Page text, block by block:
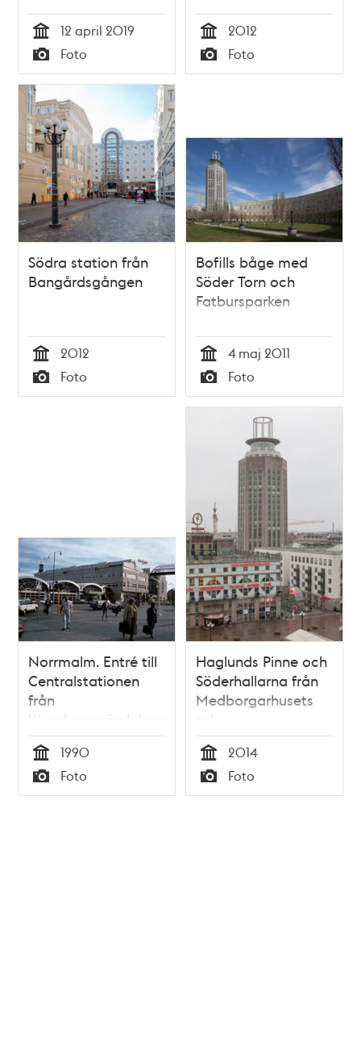
Tid
12 april 2019
Typ
Foto Tid
2012
Typ
Foto
Södra station från
Bangårdsgången
Tid
2012
Typ
Foto
Bofills båge med
Söder Torn och
Fatbursparken
Tid
4 maj 2011
Typ
Foto
Norrmalm. Entré till
Centralstationen
från
Klarabergsviadukten.
I bakgrunden
postterminalen
Stockholm - Klara.
Tid
1990
Typ
Foto
Haglunds Pinne och
Söderhallarna från
Medborgarhusets
tak.
Tid
2014
Typ
Foto